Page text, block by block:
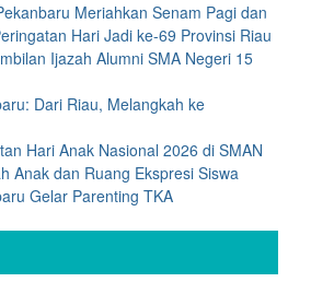
Meriahkan Senam Pagi dan
Hari Jadi ke-69 Provinsi Riau
Ijazah Alumni SMA Negeri 15
Dari Riau, Melangkah ke
Hari Anak Nasional 2026 di SMAN
Anak dan Ruang Ekspresi Siswa
Gelar Parenting TKA